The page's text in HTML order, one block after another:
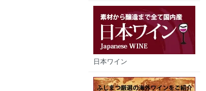
日本ワイン